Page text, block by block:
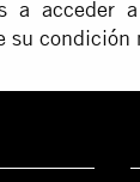
a acceder
su condición